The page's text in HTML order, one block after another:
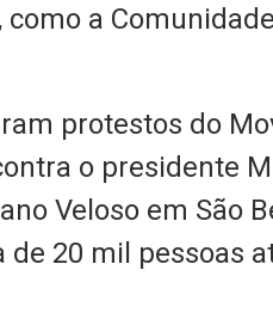
como a
protestos do
o presidente
Veloso em São
20 mil pessoas